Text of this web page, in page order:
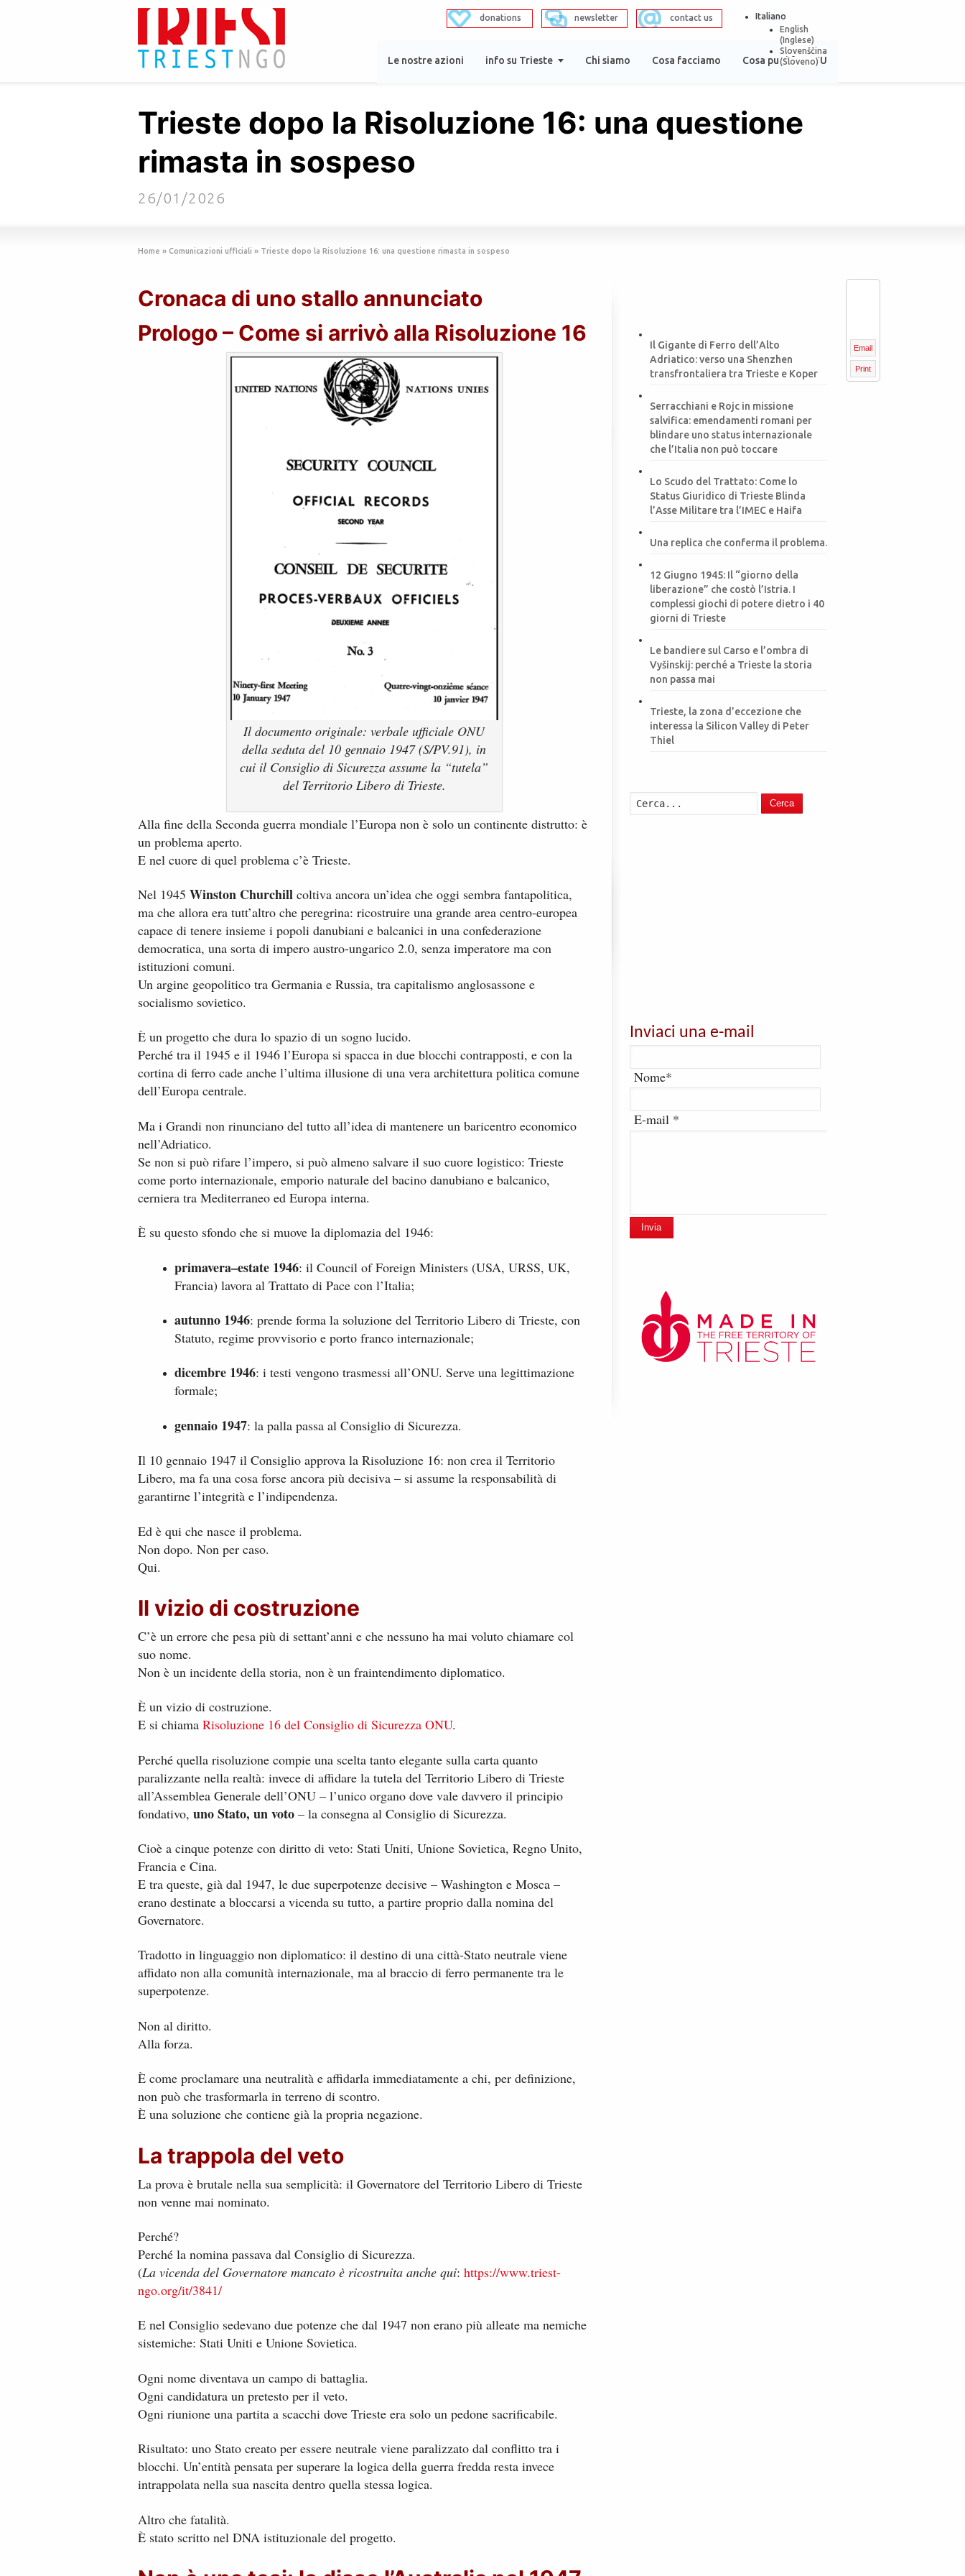
newsletter contact us
donations
Italiano
English
(Inglese)
Slovenščina
(Sloveno)
Le nostre azioni info su Trieste Chi siamo Cosa facciamo Cosa puoi fare TU
Trieste dopo la Risoluzione 16: una questione
rimasta in sospeso
26/01/2026
Home » Comunicazioni ufficiali » Trieste dopo la Risoluzione 16: una questione rimasta in sospeso
Email
Print
Cronaca di uno stallo annunciato
Prologo – Come si arrivò alla Risoluzione 16
Il documento originale: verbale ufficiale ONU
della seduta del 10 gennaio 1947 (S/PV.91), in
cui il Consiglio di Sicurezza assume la “tutela”
del Territorio Libero di Trieste.
Alla fine della Seconda guerra mondiale l’Europa non è solo un continente distrutto: è
un problema aperto.
E nel cuore di quel problema c’è Trieste.
Nel 1945 Winston Churchill coltiva ancora un’idea che oggi sembra fantapolitica,
ma che allora era tutt’altro che peregrina: ricostruire una grande area centro-europea
capace di tenere insieme i popoli danubiani e balcanici in una confederazione
democratica, una sorta di impero austro-ungarico 2.0, senza imperatore ma con
istituzioni comuni.
Un argine geopolitico tra Germania e Russia, tra capitalismo anglosassone e
socialismo sovietico.
È un progetto che dura lo spazio di un sogno lucido.
Perché tra il 1945 e il 1946 l’Europa si spacca in due blocchi contrapposti, e con la
cortina di ferro cade anche l’ultima illusione di una vera architettura politica comune
dell’Europa centrale.
Ma i Grandi non rinunciano del tutto all’idea di mantenere un baricentro economico
nell’Adriatico.
Se non si può rifare l’impero, si può almeno salvare il suo cuore logistico: Trieste
come porto internazionale, emporio naturale del bacino danubiano e balcanico,
cerniera tra Mediterraneo ed Europa interna.
È su questo sfondo che si muove la diplomazia del 1946:
primavera–estate 1946: il Council of Foreign Ministers (USA, URSS, UK,
Francia) lavora al Trattato di Pace con l’Italia;
autunno 1946: prende forma la soluzione del Territorio Libero di Trieste, con
Statuto, regime provvisorio e porto franco internazionale;
dicembre 1946: i testi vengono trasmessi all’ONU. Serve una legittimazione
formale;
gennaio 1947: la palla passa al Consiglio di Sicurezza.
Il 10 gennaio 1947 il Consiglio approva la Risoluzione 16: non crea il Territorio
Libero, ma fa una cosa forse ancora più decisiva – si assume la responsabilità di
garantirne l’integrità e l’indipendenza.
Ed è qui che nasce il problema.
Non dopo. Non per caso.
Qui.
Il vizio di costruzione
C’è un errore che pesa più di settant’anni e che nessuno ha mai voluto chiamare col
suo nome.
Non è un incidente della storia, non è un fraintendimento diplomatico.
È un vizio di costruzione.
E si chiama Risoluzione 16 del Consiglio di Sicurezza ONU.
Perché quella risoluzione compie una scelta tanto elegante sulla carta quanto
paralizzante nella realtà: invece di affidare la tutela del Territorio Libero di Trieste
all’Assemblea Generale dell’ONU – l’unico organo dove vale davvero il principio
fondativo, uno Stato, un voto – la consegna al Consiglio di Sicurezza.
Cioè a cinque potenze con diritto di veto: Stati Uniti, Unione Sovietica, Regno Unito,
Francia e Cina.
E tra queste, già dal 1947, le due superpotenze decisive – Washington e Mosca –
erano destinate a bloccarsi a vicenda su tutto, a partire proprio dalla nomina del
Governatore.
Tradotto in linguaggio non diplomatico: il destino di una città-Stato neutrale viene
affidato non alla comunità internazionale, ma al braccio di ferro permanente tra le
superpotenze.
Non al diritto.
Alla forza.
È come proclamare una neutralità e affidarla immediatamente a chi, per definizione,
non può che trasformarla in terreno di scontro.
È una soluzione che contiene già la propria negazione.
La trappola del veto
La prova è brutale nella sua semplicità: il Governatore del Territorio Libero di Trieste
non venne mai nominato.
Perché?
Perché la nomina passava dal Consiglio di Sicurezza.
(La vicenda del Governatore mancato è ricostruita anche qui: https://www.triest-
ngo.org/it/3841/
E nel Consiglio sedevano due potenze che dal 1947 non erano più alleate ma nemiche
sistemiche: Stati Uniti e Unione Sovietica.
Ogni nome diventava un campo di battaglia.
Ogni candidatura un pretesto per il veto.
Ogni riunione una partita a scacchi dove Trieste era solo un pedone sacrificabile.
Risultato: uno Stato creato per essere neutrale viene paralizzato dal conflitto tra i
blocchi. Un’entità pensata per superare la logica della guerra fredda resta invece
intrappolata nella sua nascita dentro quella stessa logica.
Altro che fatalità.
È stato scritto nel DNA istituzionale del progetto.
Il Gigante di Ferro dell’Alto
Adriatico: verso una Shenzhen
transfrontaliera tra Trieste e Koper
Serracchiani e Rojc in missione
salvifica: emendamenti romani per
blindare uno status internazionale
che l’Italia non può toccare
Lo Scudo del Trattato: Come lo
Status Giuridico di Trieste Blinda
l’Asse Militare tra l’IMEC e Haifa
Una replica che conferma il problema.
12 Giugno 1945: Il “giorno della
liberazione” che costò l’Istria. I
complessi giochi di potere dietro i 40
giorni di Trieste
Le bandiere sul Carso e l’ombra di
Vyšinskij: perché a Trieste la storia
non passa mai
Trieste, la zona d’eccezione che
interessa la Silicon Valley di Peter
Thiel
Cerca
Inviaci una e-mail
Nome*
E-mail *
Invia